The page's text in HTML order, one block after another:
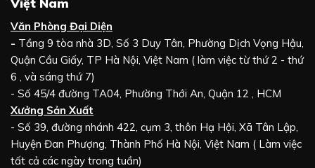
Văn Phòng Đại Diện
- Tầng 9 tòa nhà 3D, Số 3 Duy Tân, Phường Dịch Vọng Hậu,
Quận Cầu Giấy, TP Hà Nội, Việt Nam ( làm việc từ thứ 2 - thứ
6 , và sáng thứ 7)
- Số 45/4 đường TA04, Phường Thới An, Quận 12 , HCM
Xưởng Sản Xuất
- Số 39, đường nhánh 422, cụm 3, thôn Hạ Hội, Xã Tân Lập,
Huyện Đan Phượng, Thành Phố Hà Nội, Việt Nam ( Làm việc
tất cả các ngày trong tuần)